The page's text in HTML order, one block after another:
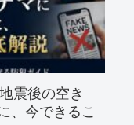
震後の空き
、今できるこ